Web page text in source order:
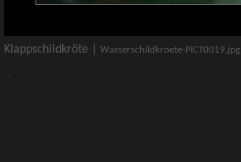
Klappschildkröte | Wasserschildkroete-PICT0019.jpg